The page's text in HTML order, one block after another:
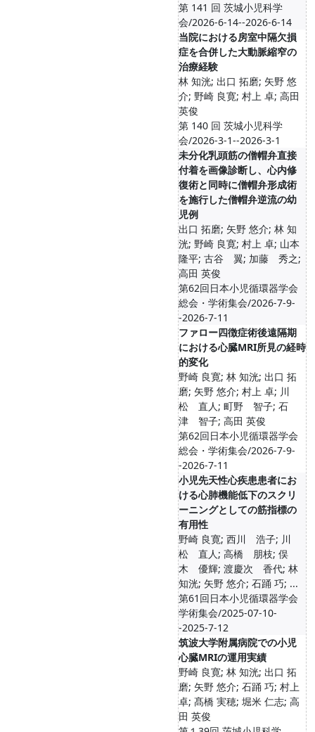
第 141 回 茨城小児科学
会/2026-6-14--2026-6-14
当院における房室中隔欠損
症を合併した大動脈縮窄の
治療経験
林 知洸; 出口 拓磨; 矢野 悠
介; 野崎 良寛; 村上 卓; 高田
英俊
第 140 回 茨城小児科学
会/2026-3-1--2026-3-1
未分化乳頭筋の僧帽弁直接
付着を画像診断し、心内修
復術と同時に僧帽弁形成術
を施行した僧帽弁逆流の幼
児例
出口 拓磨; 矢野 悠介; 林 知
洸; 野崎 良寛; 村上 卓; 山本
隆平; 古谷 翼; 加藤 秀之;
高田 英俊
第62回日本小児循環器学会
総会・学術集会/2026-7-9-
-2026-7-11
ファロー四徴症術後遠隔期
における心臓MRI所見の経時
的変化
野崎 良寛; 林 知洸; 出口 拓
磨; 矢野 悠介; 村上 卓; 川
松 直人; 町野 智子; 石
津 智子; 高田 英俊
第62回日本小児循環器学会
総会・学術集会/2026-7-9-
-2026-7-11
小児先天性心疾患患者にお
ける心肺機能低下のスクリ
ーニングとしての筋指標の
有用性
野崎 良寛; 西川 浩子; 川
松 直人; 高橋 朋枝; 俣
木 優輝; 渡慶次 香代; 林
知洸; 矢野 悠介; 石踊 巧; ...
第61回日本小児循環器学会
学術集会/2025-07-10-
-2025-7-12
筑波大学附属病院での小児
心臓MRIの運用実績
野崎 良寛; 林 知洸; 出口 拓
磨; 矢野 悠介; 石踊 巧; 村上
卓; 髙橋 実穂; 堀米 仁志; 高
田 英俊